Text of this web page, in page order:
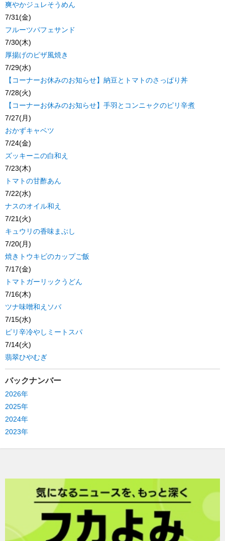
爽やかジュレそうめん
7/31(金)
フルーツパフェサンド
7/30(木)
厚揚げのピザ風焼き
7/29(水)
【コーナーお休みのお知らせ】納豆とトマトのさっぱり丼
7/28(火)
【コーナーお休みのお知らせ】手羽とコンニャクのピリ辛煮
7/27(月)
おかずキャベツ
7/24(金)
ズッキーニの白和え
7/23(木)
トマトの甘酢あん
7/22(水)
ナスのオイル和え
7/21(火)
キュウリの香味まぶし
7/20(月)
焼きトウキビのカップご飯
7/17(金)
トマトガーリックうどん
7/16(木)
ツナ味噌和えソバ
7/15(水)
ピリ辛冷やしミートスパ
7/14(火)
翡翠ひやむぎ
バックナンバー
2026年
2025年
2024年
2023年